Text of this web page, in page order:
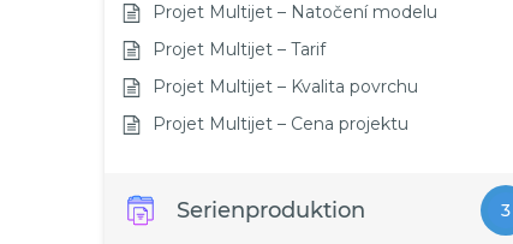
Projet Multijet – Natočení modelu
Projet Multijet – Tarif
Projet Multijet – Kvalita povrchu
Projet Multijet – Cena projektu
Serienproduktion 3